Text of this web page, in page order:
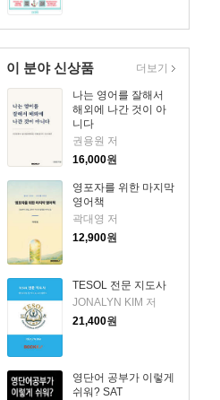
이 분야 신상품
나는 영어를 잘해서
해외에 나간 것이 아
니다
권용원 저
16,000원
영포자를 위한 마지막
영어책
곽대영 저
12,900원
TESOL 전문 지도사
JONALYN KIM 저
21,400원
영단어 공부가 이렇게
쉬워? SAT
더보기